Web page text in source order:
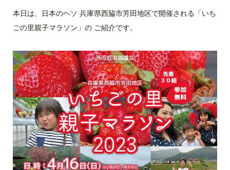
本日は、日本のヘソ 兵庫県西脇市芳田地区で開催される「いち
ごの里親子マラソン」の ご紹介です。